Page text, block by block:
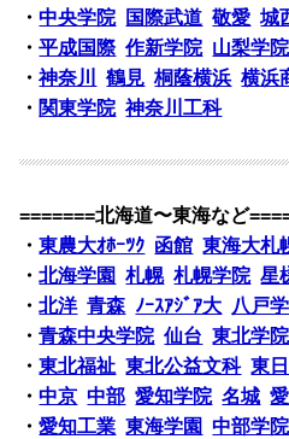
・中央学院 国際武道 敬愛 城
・平成国際 作新学院 山梨学院
・神奈川 鶴見 桐蔭横浜 横浜
・ 関東学院 神奈川工科
=======北海道〜東海など
・東農大ｵﾎｰﾂｸ 函館 東海大札
・北海学園 札幌 札幌学院 星
・北洋 青森 ﾉｰｽｱｼﾞｱ大 八戸
・青森中央学院 仙台 東北学院
・東北福祉 東北公益文科 東
・中京 中部 愛知学院 名城
・愛知工業 東海学園 中部学院